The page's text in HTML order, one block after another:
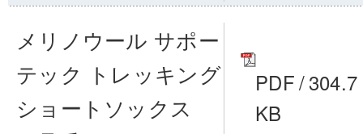
メリノウール サポー
テック トレッキング
ショートソックス
PDF/304.7
KB